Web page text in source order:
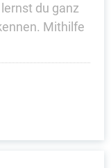
du ganz
Mithilfe